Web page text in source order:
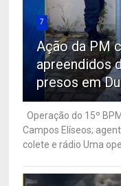
7
Ação da PM
apreendidos
presos em
Operação do 15º
Campos Elíseos;
colete e rádio Uma